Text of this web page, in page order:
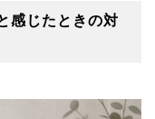
感じたときの対